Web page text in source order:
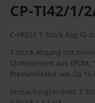
CP-TI42/1/
C-PRESS T-Stück Abg IG
T-Stück Abgang mit
Dichtelement aus
Pressindikator von Da 15
Verpackungseinheit: 5